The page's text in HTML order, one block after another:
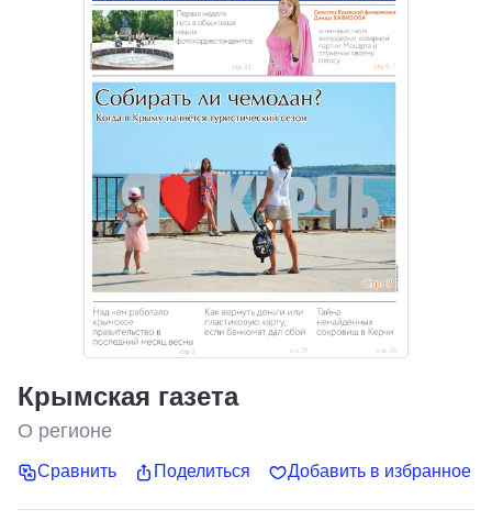
Крымская газета
О регионе
Сравнить Поделиться Добавить в избранное